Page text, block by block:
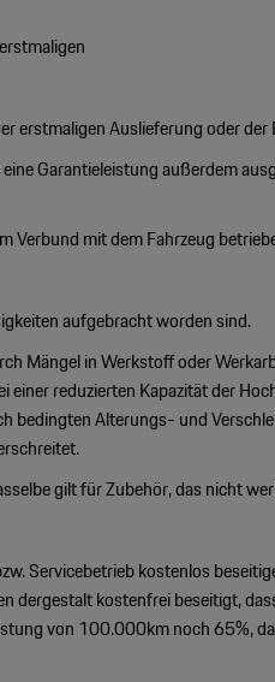
erstmaligen Auslieferung oder der
Garantieleistung außerdem
Verbund mit dem Fahrzeug
aufgebracht worden sind.
Mängel in Werkstoff oder
reduzierten Kapazität der
Alterungs- und
gilt für Zubehör, das nicht
Servicebetrieb kostenlos
dergestalt kostenfrei beseitigt,
von 100.000km noch 65%,